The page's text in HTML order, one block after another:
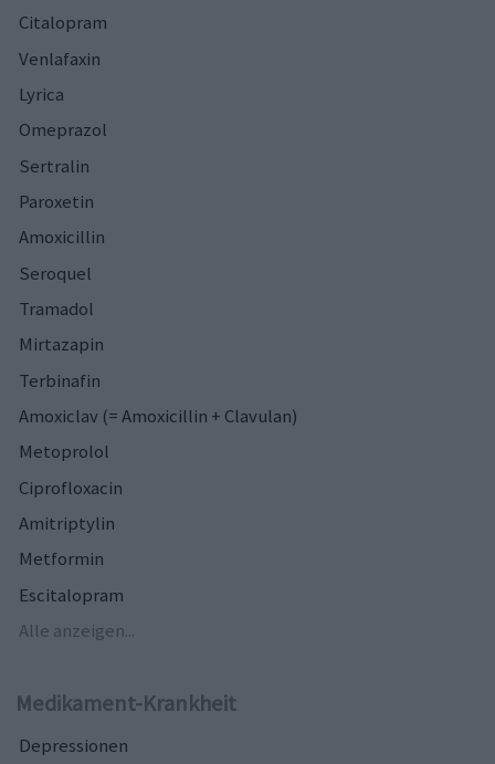
Citalopram
Venlafaxin
Lyrica
Omeprazol
Sertralin
Paroxetin
Amoxicillin
Seroquel
Tramadol
Mirtazapin
Terbinafin
Amoxiclav (= Amoxicillin + Clavulan)
Metoprolol
Ciprofloxacin
Amitriptylin
Metformin
Escitalopram
Alle anzeigen...
Medikament-Krankheit
Depressionen